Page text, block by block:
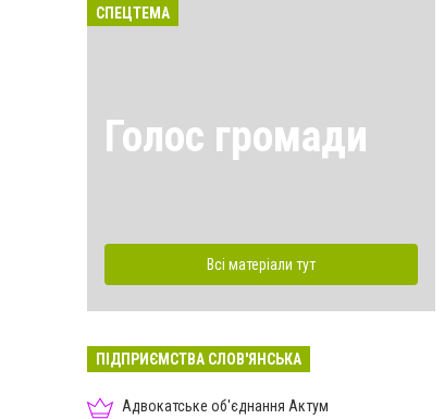
СПЕЦТЕМА
Голос громади
Всі матеріали тут
ПІДПРИЄМСТВА СЛОВ'ЯНСЬКА
Адвокатське об'єднання Актум